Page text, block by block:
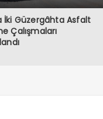
İki Güzergâhta Asfalt
Çalışmaları